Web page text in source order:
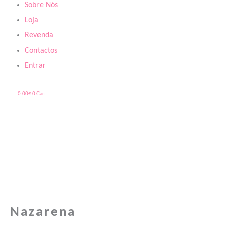
Sobre Nós
Loja
Revenda
Contactos
Entrar
0.00€ 0Cart
Nazarena